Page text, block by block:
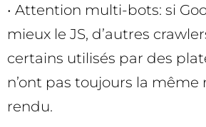
• Attention multi-bots: si
mieux le JS, d’autres
certains utilisés par des
n’ont pas toujours la même
rendu.